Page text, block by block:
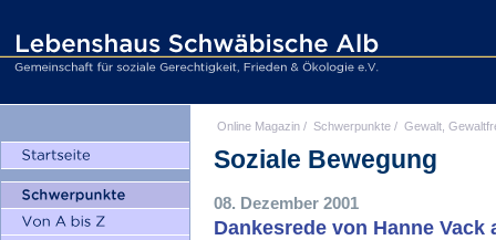
Online Magazin / Schwerpunkte / Gewalt,
Soziale Bewegung
08. Dezember 2001
Dankesrede von Hanne